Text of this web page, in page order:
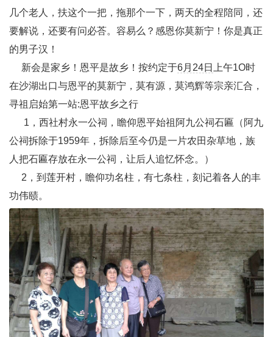
几个老人，扶这个一把，拖那个一下，两天的全程陪同，还
要解说，还要有问必荅。容易么？感恩你莫新宁！你是真正
的男子汉！
新会是家乡！恩平是故乡！按约定于6月24日
上午1O时
在沙湖出口与恩平的莫新宁，莫有源，莫鸿辉等宗亲汇合，
寻祖启始第一站:恩平故乡之行
1，西社村永一公祠，瞻仰恩平始祖阿九公祠石匾（阿九
公祠拆除于1959年，拆除后至今仍是一片农田杂草地，族
人把石匾存放在永一公祠，让后人追忆怀念。）
2，到莲开村，瞻仰功名柱，有七条柱，刻记着各人的丰
功伟赜。